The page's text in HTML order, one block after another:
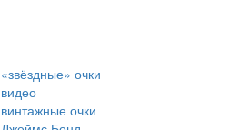
«звёздные» очки
видео
винтажные очки